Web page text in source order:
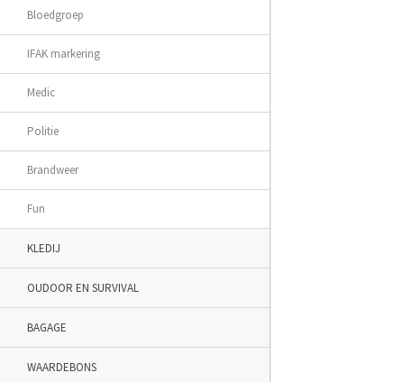
Bloedgroep
IFAK markering
Medic
Politie
Brandweer
Fun
KLEDIJ
OUDOOR EN SURVIVAL
BAGAGE
WAARDEBONS